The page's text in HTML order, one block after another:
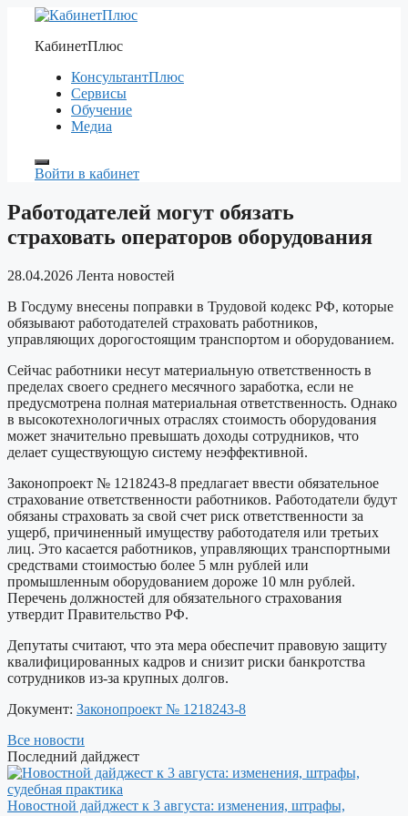
Перейти
содержимому
КабинетПлюс
КонсультантПлюс
Сервисы
Обучение
Медиа
Войти в кабинет
Работодателей могут обязать
страховать операторов оборудования
28.04.2026 Лента новостей
В Госдуму внесены поправки в Трудовой кодекс РФ, которые
обязывают работодателей страховать работников,
управляющих дорогостоящим транспортом и оборудованием.
Сейчас работники несут материальную ответственность в
пределах своего среднего месячного заработка, если не
предусмотрена полная материальная ответственность. Однако
в высокотехнологичных отраслях стоимость оборудования
может значительно превышать доходы сотрудников, что
делает существующую систему неэффективной.
Законопроект № 1218243-8 предлагает ввести обязательное
страхование ответственности работников. Работодатели будут
обязаны страховать за свой счет риск ответственности за
ущерб, причиненный имуществу работодателя или третьих
лиц. Это касается работников, управляющих транспортными
средствами стоимостью более 5 млн рублей или
промышленным оборудованием дороже 10 млн рублей.
Перечень должностей для обязательного страхования
утвердит Правительство РФ.
Депутаты считают, что эта мера обеспечит правовую защиту
квалифицированных кадров и снизит риски банкротства
сотрудников из-за крупных долгов.
Документ: Законопроект № 1218243-8
Все новости
Последний дайджест
Новостной дайджест к 3 августа: изменения, штрафы,